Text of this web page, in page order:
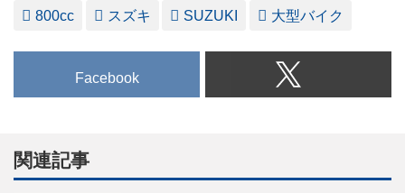
800cc スズキ SUZUKI 大型バイク
Facebook
関連記事